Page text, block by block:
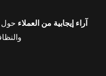
آراء إيجابية من العملاء حول